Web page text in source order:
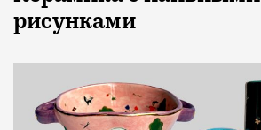
рисунками